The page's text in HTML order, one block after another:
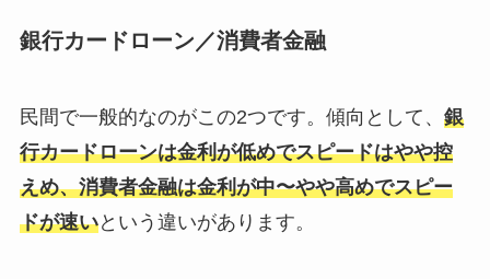
銀行カードローン／消費者金融
民間で一般的なのがこの2つです。傾向として、 銀
行カードローンは金利が低めでスピードはやや控
えめ、消費者金融は金利が中〜やや高めでスピー
ドが速いという違いがあります。